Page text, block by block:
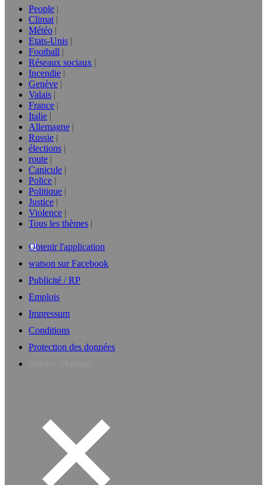
People
Climat
Météo
Etats-Unis
Football
Réseaux sociaux
Incendie
Genève
Valais
France
Italie
Allemagne
Russie
élections
route
Canicule
Police
Politique
Justice
Violence
Tous les thèmes
Obtenir l'application
watson sur Facebook
Publicité / RP
Emplois
Impressum
Conditions
Protection des données